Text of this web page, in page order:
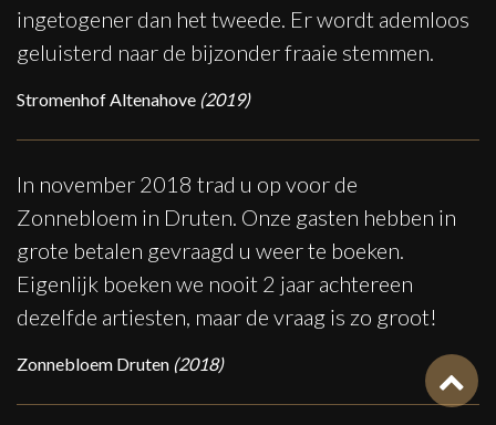
ingetogener dan het tweede. Er wordt ademloos
geluisterd naar de bijzonder fraaie stemmen.
Stromenhof Altenahove (2019)
In november 2018 trad u op voor de
Zonnebloem in Druten. Onze gasten hebben in
grote betalen gevraagd u weer te boeken.
Eigenlijk boeken we nooit 2 jaar achtereen
dezelfde artiesten, maar de vraag is zo groot!
Zonnebloem Druten (2018)